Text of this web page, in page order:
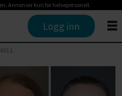
Annonser kun for helsepersonell.
Logg inn